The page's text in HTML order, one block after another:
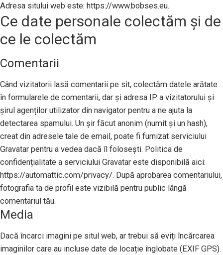
Adresa sitului web este: https://www.bobses.eu.
Ce date personale colectăm și de
ce le colectăm
Comentarii
Când vizitatorii lasă comentarii pe sit, colectăm datele arătate
în formularele de comentarii, dar și adresa IP a vizitatorului și
șirul agenților utilizator din navigator pentru a ne ajuta la
detectarea spamului. Un șir făcut anonim (numit și un hash),
creat din adresele tale de email, poate fi furnizat serviciului
Gravatar pentru a vedea dacă îl folosești. Politica de
confidențialitate a serviciului Gravatar este disponibilă aici:
https://automattic.com/privacy/. După aprobarea comentariului,
fotografia ta de profil este vizibilă pentru public lângă
comentariul tău.
Media
Dacă încarci imagini pe situl web, ar trebui să eviți încărcarea
imaginilor care au incluse date de locație înglobate (EXIF GPS).